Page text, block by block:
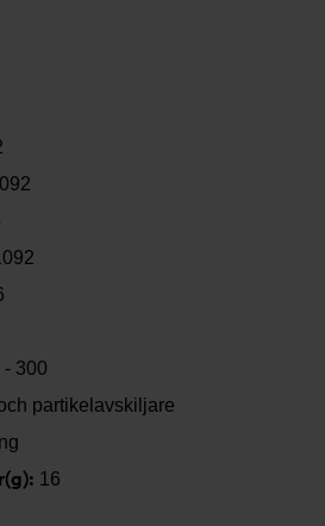
- 300
och partikelavskiljare
16